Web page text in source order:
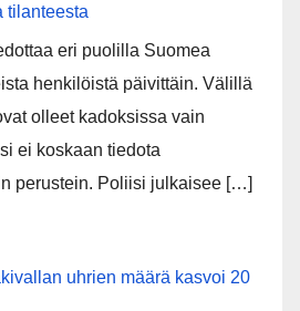
tilanteesta
eri puolilla Suomea
henkilöistä päivittäin. Välillä
olleet kadoksissa vain
ei koskaan tiedota
perustein. Poliisi julkaisee […]
uhrien määrä kasvoi 20